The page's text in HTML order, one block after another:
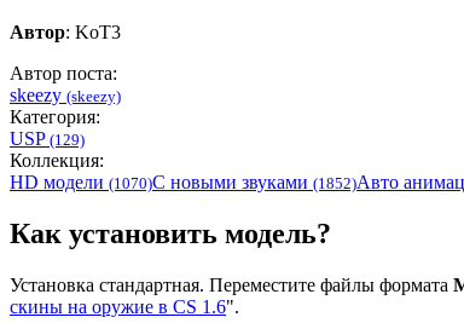
Автор: KoT3
Автор поста:
skeezy (skeezy)
Категория:
USP (129)
Коллекция:
HD модели (1070)С новыми звуками (1852)Авто
Как установить модель?
Установка стандартная. Переместите файлы формата
скины на оружие в CS 1.6".